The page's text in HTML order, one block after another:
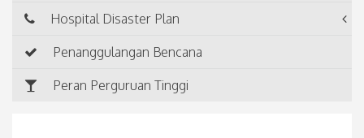
Hospital Disaster Plan
Penanggulangan Bencana
Peran Perguruan Tinggi